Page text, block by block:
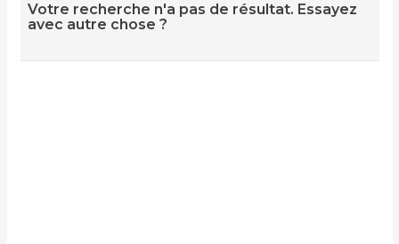
Votre recherche n'a pas de résultat. Essayez
avec autre chose ?